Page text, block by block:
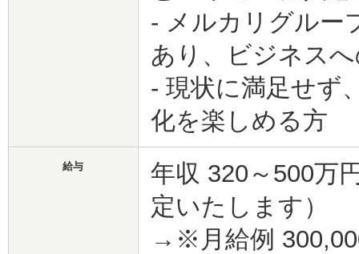
- メルカリグルー
あり、ビジネス
- 現状に満足せず
化を楽しめる方
給与
年収 320～500万
定いたします）
→※月給例